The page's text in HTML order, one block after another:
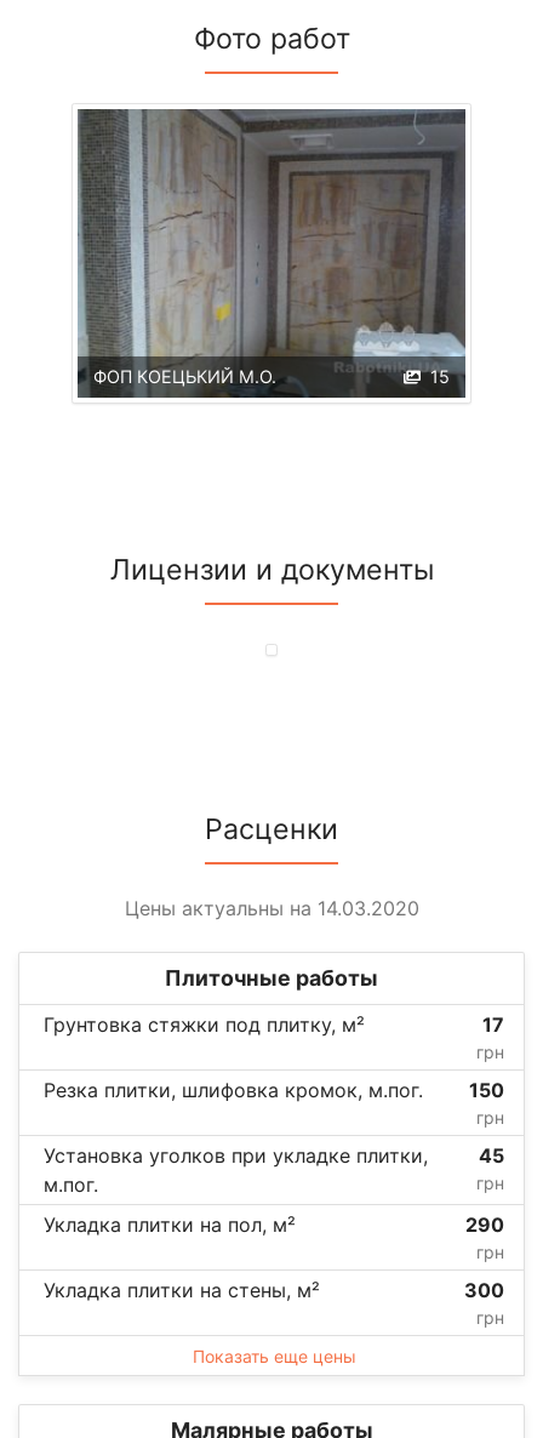
Фото работ
15
ФОП КОЕЦЬКИЙ М.О.
Лицензии и документы
Расценки
Цены актуальны на 14.03.2020
Плиточные работы
Грунтовка стяжки под плитку, м² 17
грн
Резка плитки, шлифовка кромок, м.пог. 150
грн
Установка уголков при укладке плитки,
м.пог.
45
грн
Укладка плитки на пол, м² 290
грн
Укладка плитки на стены, м² 300
грн
Показать еще цены
Малярные работы